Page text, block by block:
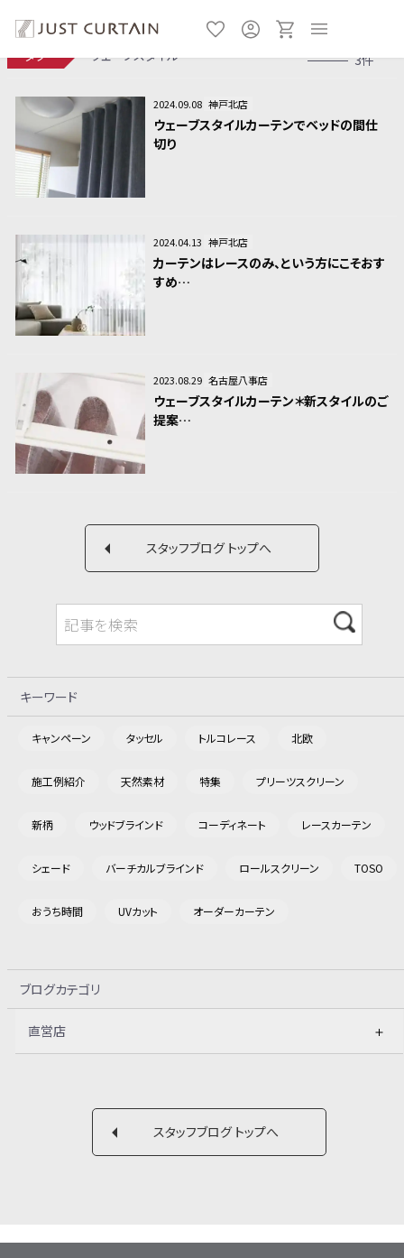
タグ ウェーブスタイル 3件
2024.09.08 神戸北店
ウェーブスタイルカーテンでベッドの間仕
切り
2024.04.13 神戸北店
カーテンはレースのみ、という方にこそおす
すめ…
2023.08.29 名古屋八事店
ウェーブスタイルカーテン＊新スタイルのご
提案…
スタッフブログ トップへ
キーワード
キャンペーン タッセル トルコレース 北欧
施工例紹介 天然素材 特集 プリーツスクリーン
新柄 ウッドブラインド コーディネート レースカーテン
シェード バーチカルブラインド ロールスクリーン TOSO
おうち時間 UVカット オーダーカーテン
ブログカテゴリ
直営店
スタッフブログ トップへ